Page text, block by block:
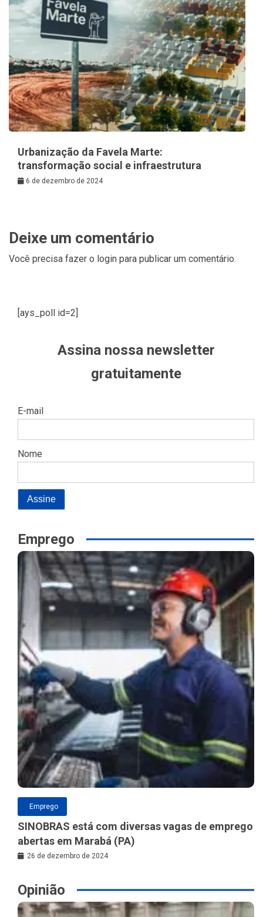
Urbanização da Favela Marte:
transformação social e infraestrutura
6 de dezembro de 2024
Deixe um comentário
Você precisa fazer o login para publicar um comentário.
[ays_poll id=2]
Assina nossa newsletter
gratuitamente
E-mail
Nome
Emprego
Emprego
SINOBRAS está com diversas vagas de emprego
abertas em Marabá (PA)
26 de dezembro de 2024
Opinião